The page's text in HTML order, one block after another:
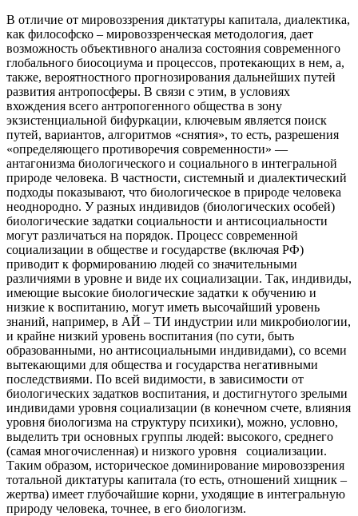
В отличие от мировоззрения диктатуры капитала, диалектика,
как философско – мировоззренческая методология, дает
возможность объективного анализа состояния современного
глобального биосоциума и процессов, протекающих в нем, а,
также, вероятностного прогнозирования дальнейших путей
развития антропосферы. В связи с этим, в условиях
вхождения всего антропогенного общества в зону
экзистенциальной бифуркации, ключевым является поиск
путей, вариантов, алгоритмов «снятия», то есть, разрешения
«определяющего противоречия современности» —
антагонизма биологического и социального в интегральной
природе человека. В частности, системный и диалектический
подходы показывают, что биологическое в природе человека
неоднородно. У разных индивидов (биологических особей)
биологические задатки социальности и антисоциальности
могут различаться на порядок. Процесс современной
социализации в обществе и государстве (включая РФ)
приводит к формированию людей со значительными
различиями в уровне и виде их социализации. Так, индивиды,
имеющие высокие биологические задатки к обучению и
низкие к воспитанию, могут иметь высочайший уровень
знаний, например, в АЙ – ТИ индустрии или микробиологии,
и крайне низкий уровень воспитания (по сути, быть
образованными, но антисоциальными индивидами), со всеми
вытекающими для общества и государства негативными
последствиями. По всей видимости, в зависимости от
биологических задатков воспитания, и достигнутого зрелыми
индивидами уровня социализации (в конечном счете, влияния
уровня биологизма на структуру психики), можно, условно,
выделить три основных группы людей: высокого, среднего
(самая многочисленная) и низкого уровня социализации.
Таким образом, историческое доминирование мировоззрения
тотальной диктатуры капитала (то есть, отношений хищник –
жертва) имеет глубочайшие корни, уходящие в интегральную
природу человека, точнее, в его биологизм.